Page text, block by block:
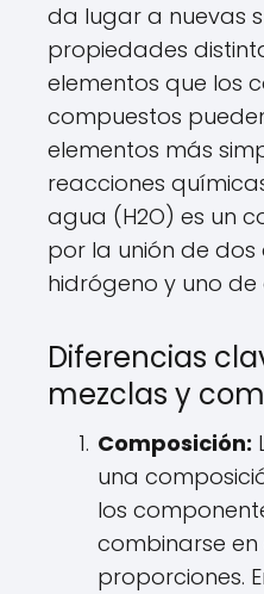
da lugar a nuevas
propiedades
elementos que los
compuestos
elementos más
reacciones
agua (H2O) es un
por la unión de
hidrógeno y uno de
Diferencias
mezclas y
Composición:
una
los
combinarse
proporciones.